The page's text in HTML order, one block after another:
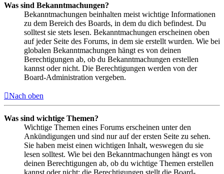
Was sind Bekanntmachungen?
Bekanntmachungen beinhalten meist wichtige Informationen
zu dem Bereich des Boards, in dem du dich befindest. Du
solltest sie stets lesen. Bekanntmachungen erscheinen oben
auf jeder Seite des Forums, in dem sie erstellt wurden. Wie bei
globalen Bekanntmachungen hängt es von deinen
Berechtigungen ab, ob du Bekanntmachungen erstellen
kannst oder nicht. Die Berechtigungen werden von der
Board-Administration vergeben.
Nach oben
Was sind wichtige Themen?
Wichtige Themen eines Forums erscheinen unter den
Ankündigungen und sind nur auf der ersten Seite zu sehen.
Sie haben meist einen wichtigen Inhalt, weswegen du sie
lesen solltest. Wie bei den Bekanntmachungen hängt es von
deinen Berechtigungen ab, ob du wichtige Themen erstellen
kannst oder nicht; die Berechtigungen stellt die Board-